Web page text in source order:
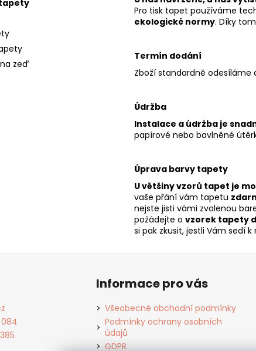
zeď
Pro tisk tapet používáme
ekologické normy. Díky
Termín dodání
Zboží standardně
Údržba
Instalace a údržba je
papírové nebo bavlněné
Úprava barvy tapety
U většiny vzorů tapet je
vaše přání vám tapetu
nejste jisti vámi zvolenou
požádejte o vzorek tapety
si pak zkusit, jestli Vám sedí
Informace pro vás
Všeobecné obchodní podmínky
Podmínky ochrany osobních
údajů
GDPR